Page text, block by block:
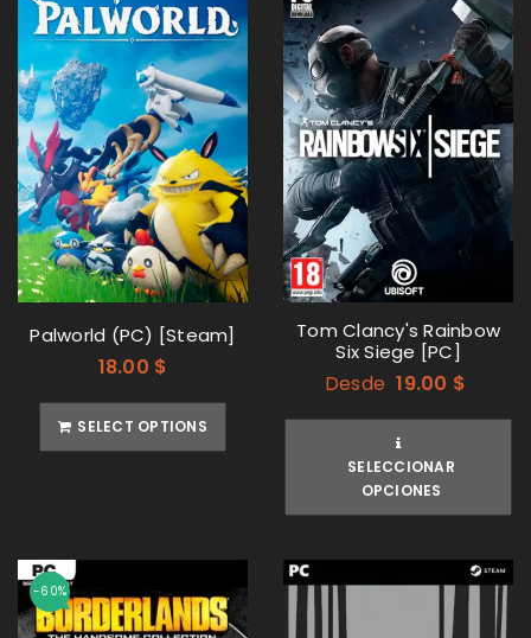
Palworld (PC) [Steam]
18.00 $
SELECT OPTIONS
Tom Clancy's Rainbow
Six Siege [PC]
Desde 19.00 $
SELECCIONAR
OPCIONES
-60%